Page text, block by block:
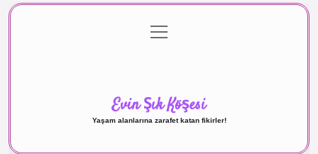
Gizlilik Politikası
menüyü
aç
Evin Şık Köşesi
Yaşam alanlarına zarafet katan fikirler!